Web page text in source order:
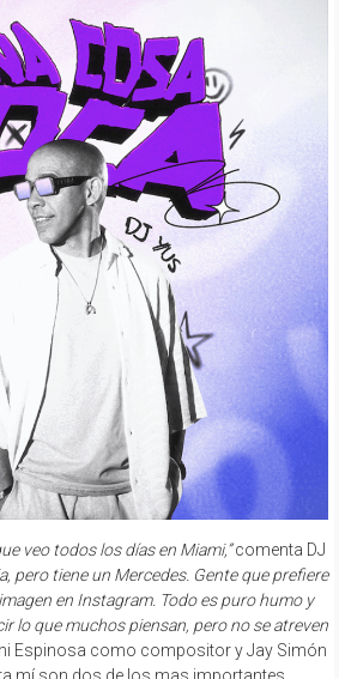
veo todos los días en Miami,”comenta DJ
pero tiene un Mercedes. Gente que prefiere
en Instagram. Todo es puro humo y
lo que muchos piensan, pero no se atreven
Espinosa como compositor y Jay Simón